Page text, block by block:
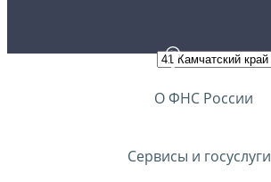
О ФНС России
Сервисы и госуслуги